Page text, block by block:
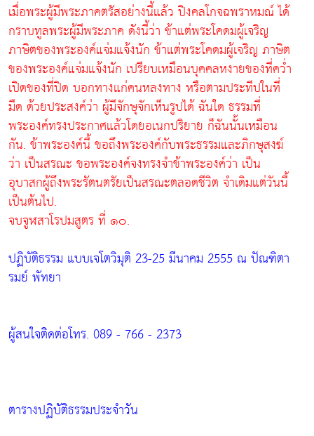
เมื่อพระผู้มีพระภาคตรัสอย่างนี้แล้ว ปิงคลโกจฉพราหมณ์ ได้
กราบทูลพระผู้มีพระภาค ดังนี้ว่า ข้าแต่พระโคดมผู้เจริญ
ภาษิตของพระองค์แจ่มแจ้งนัก ข้าแต่พระโคดมผู้เจริญ ภาษิต
ของพระองค์แจ่มแจ้งนัก เปรียบเหมือนบุคคลหงายของที่คว่ำ
เปิดของที่ปิด บอกทางแก่คนหลงทาง หรือตามประทีปในที่
มืด ด้วยประสงค์ว่า ผู้มีจักษุจักเห็นรูปได้ ฉันใด ธรรมที่
พระองค์ทรงประกาศแล้วโดยอเนกปริยาย ก็ฉันนั้นเหมือน
กัน. ข้าพระองค์นี้ ขอถึงพระองค์กับพระธรรมและภิกษุสงฆ์
ว่า เป็นสรณะ ขอพระองค์จงทรงจำข้าพระองค์ว่า เป็น
อุบาสกผู้ถึงพระรัตนตรัยเป็นสรณะตลอดชีวิต จำเดิมแต่วันนี้
เป็นต้นไป.
จบจูฬสาโรปมสูตร ที่ ๑๐.
ปฏิบัติธรรม แบบเจโตวิมุติ 23-25 มีนาคม 2555 ณ ปัณฑิตา
รมย์ พัทยา
ผู้สนใจติดต่อโทร. 089 - 766 - 2373
ตารางปฏิบัติธรรมประจำวัน